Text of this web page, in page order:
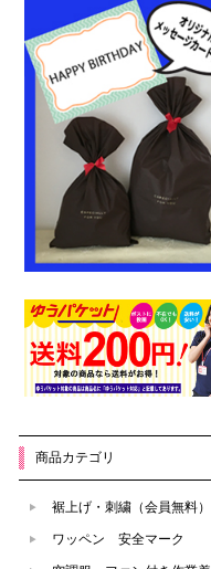
商品カテゴリ
裾上げ・刺繍（会員無料）
ワッペン 安全マーク